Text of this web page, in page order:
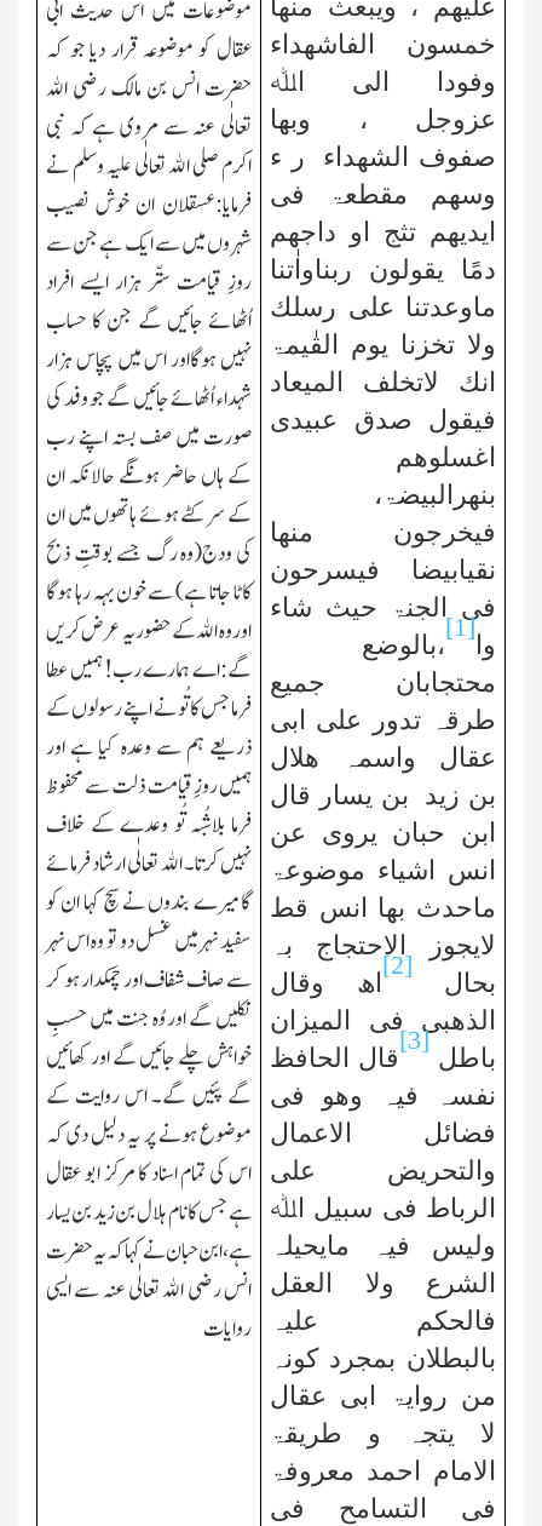
علیھم ، ویبعث منھا
خمسون الفاشھداء
وفودا الی اﷲ
عزوجل ، وبھا
صفوف الشھداء ر ء
وسھم مقطعۃ فی
ایدیھم تثج او داجھم
دمًا یقولون ربناواٰتنا
ماوعدتنا علی رسلك
ولا تخزنا یوم القٰیمۃ
انك لاتخلف المیعاد
فیقول صدق عبیدی
اغسلوھم
بنھرالبیضۃ،
فیخرجون منھا
نقیابیضا فیسرحون
فی الجنۃ حیث شاء
وا
[1]
،بالوضع
محتجابان جمیع
طرقہ تدور علی ابی
عقال واسمہ ھلال
بن زید بن یسار قال
ابن حبان یروی عن
انس اشیاء موضوعۃ
ماحدث بھا انس قط
لایجوز الاحتجاج بہ
بحال
[2]
اھ وقال
الذھبی فی المیزان
باطل
[3]
قال الحافظ
نفسہ فیہ وھو فی
فضائل الاعمال
والتحریض علی
الرباط فی سبیل اﷲ
ولیس فیہ مایحیلہ
الشرع ولا العقل
فالحکم علیہ
بالبطلان بمجرد کونہ
من روایۃ ابی عقال
لا یتجہ و طریقۃ
الامام احمد معروفۃ
فی التسامح فی
موضوعات میں اس حدیث ابی
عقال کو موضوعہ قرار دیا جو کہ
حضرت انس بن مالك رضی اﷲ
تعالٰی عنہ سے مروی ہے کہ نبی
اکرم صلی اﷲ تعالٰی علیہ وسلم نے
فرمایا:عسقلان ان خوش نصیب
شہروں میں سے ایك ہے جن سے
روزِ قیامت ستّر ہزار ایسے افراد
اُٹھائے جائیں گے جن کا حساب
نہیں ہوگااور اس میں پچاس ہزار
شہداء اُٹھائے جائیں گے جو وفد کی
صورت میں صف بستہ اپنے رب
کے ہاں حاضر ہونگے حالانکہ ان
کے سر کٹے ہوئے ہاتھوں میں ان
کی ودج(وہ رگ جسے بوقتِ ذبح
کاٹا جاتا ہے) سے خون بہہ رہا ہوگا
اور وہ اﷲ کے حضور یہ عرض کریں
گے:اےہمارے رب! ہمیں عطا
فرما جس کا تُو نے اپنے رسولوں کے
ذریعے ہم سے وعدہ کیا ہے اور
ہمیں روزِ قیامت ذلت سے محفوظ
فرما بلاشُبہ تُو وعدے کے خلاف
نہیں کرتا۔ اﷲ تعالٰی ارشاد فرمائے
گا میرے بندوں نے سچ کہا ان کو
سفید نہر میں غسل دو تو وہ اس نہر
سے صاف شفاف اور چمکدار ہو کر
نکلیں گے اور وُہ جنت میں حسبِ
خواہش چلے جائیں گے اور کھائیں
گے پئیں گے۔ اس روایت کے
موضوع ہونے پر یہ دلیل دی کہ
اس کی تمام اسناد کا مرکز ابو عقال
ہے جس کا نام ہلال بن زید بن یسار
ہے، ابن حبان نے کہا کہ یہ حضرت
انس رضی اﷲ تعالٰی عنہ سے ایسی
روایات